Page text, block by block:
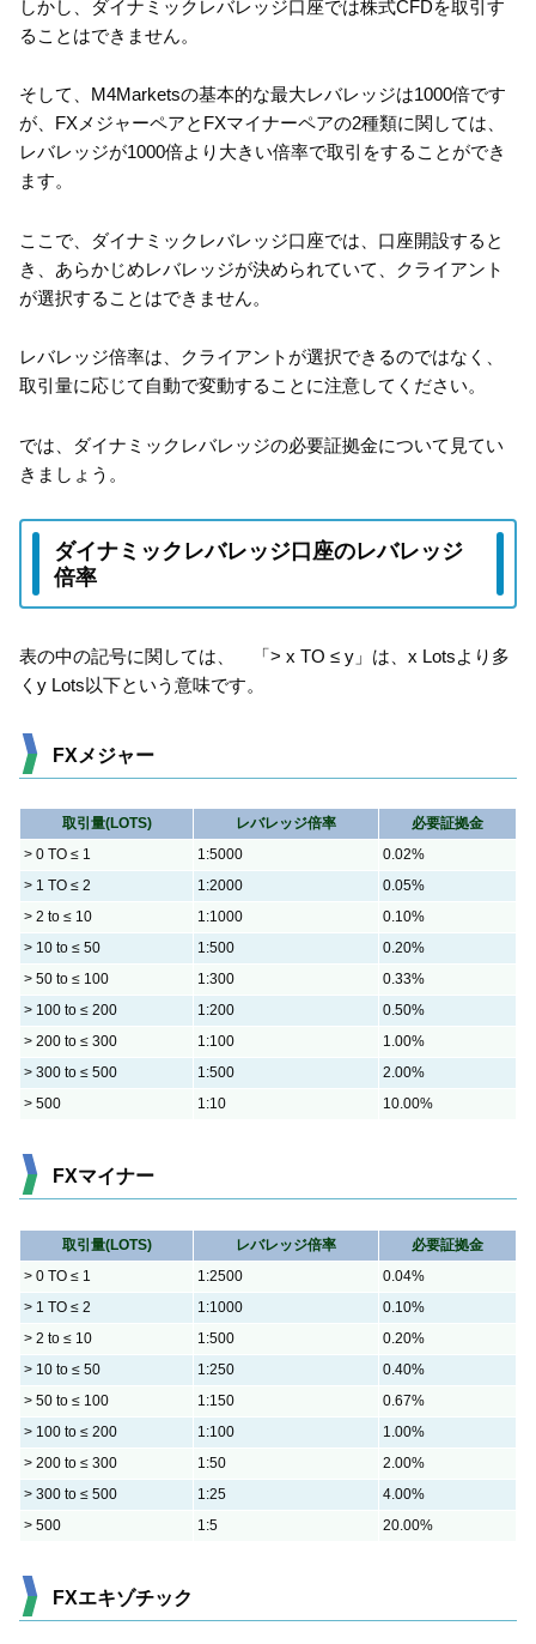
しかし、ダイナミックレバレッジ口座では株式CFDを取引す
ることはできません。
そして、M4Marketsの基本的な最大レバレッジは1000倍です
が、FXメジャーペアとFXマイナーペアの2種類に関しては、
レバレッジが1000倍より大きい倍率で取引をすることができ
ます。
ここで、ダイナミックレバレッジ口座では、口座開設すると
き、あらかじめレバレッジが決められていて、クライアント
が選択することはできません。
レバレッジ倍率は、クライアントが選択できるのではなく、
取引量に応じて自動で変動することに注意してください。
では、ダイナミックレバレッジの必要証拠金について見てい
きましょう。
ダイナミックレバレッジ口座のレバレッジ
倍率
表の中の記号に関しては、 「> x TO ≤ y」は、x Lotsより多
くy Lots以下という意味です。
FXメジャー
取引量(LOTS) レバレッジ倍率
必要証拠金
> 0 TO ≤ 1
1:5000
0.02%
> 1 TO ≤ 2
1:2000
0.05%
> 2 to ≤ 10
1:1000
0.10%
> 10 to ≤ 50
1:500
0.20%
> 50 to ≤ 100
1:300
0.33%
> 100 to ≤ 200
1:200
0.50%
> 200 to ≤ 300
1:100
1.00%
> 300 to ≤ 500
1:500
2.00%
> 500
1:10 10.00%
FXマイナー
取引量(LOTS) レバレッジ倍率
必要証拠金
> 0 TO ≤ 1
1:2500
0.04%
> 1 TO ≤ 2
1:1000
0.10%
> 2 to ≤ 10
1:500
0.20%
> 10 to ≤ 50
1:250
0.40%
> 50 to ≤ 100
1:150
0.67%
> 100 to ≤ 200
1:100
1.00%
> 200 to ≤ 300
1:50
2.00%
> 300 to ≤ 500
1:25
4.00%
> 500
1:5 20.00%
FXエキゾチック